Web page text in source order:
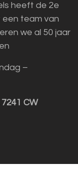
heeft de 2e
team van
we al 50 jaar
–
CW